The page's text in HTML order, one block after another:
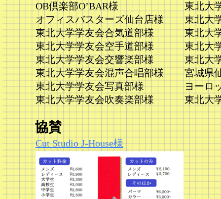
OB倶楽部O’BAR様
オフィスバスターズ仙台店様
東北大学学友会合気道部様
東北大学学友会空手道部様
東北大学学友会交響楽部様
東北大学学友会混声合唱部様
東北大学学友会写真部様
東北大学学友会吹奏楽部様
東北大
東北大
東北大
東北大
東北大
宮城県
ヨーロ
東北大
協賛
Cut Studio J-House様